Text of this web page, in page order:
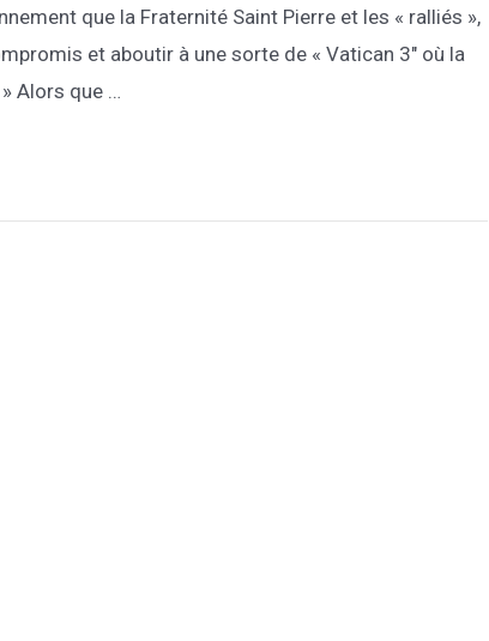
que la Fraternité Saint Pierre et les « ralliés »,
et aboutir à une sorte de « Vatican 3″ où la
Alors que …